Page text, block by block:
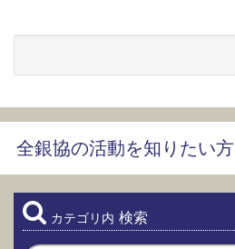
全銀協の活動を知りたい方
カテゴリ内 検索